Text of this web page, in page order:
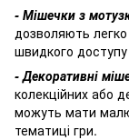
- Мішечки з
дозволяють
швидкого
- Декоративні
колекційних або
можуть мати
тематиці гри.